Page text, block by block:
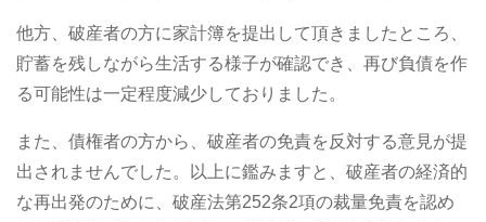
他方、破産者の方に家計簿を提出して頂きましたところ、
貯蓄を残しながら生活する様子が確認でき、再び負債を作
る可能性は一定程度減少しておりました。
また、債権者の方から、破産者の免責を反対する意見が提
出されませんでした。以上に鑑みますと、破産者の経済的
な再出発のために、破産法第252条2項の裁量免責を認め